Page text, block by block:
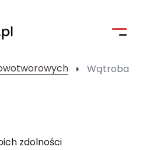
Wątroba
zdolności